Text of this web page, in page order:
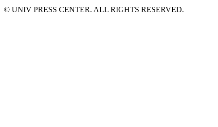
© UNIV PRESS CENTER. ALL RIGHTS RESERVED.